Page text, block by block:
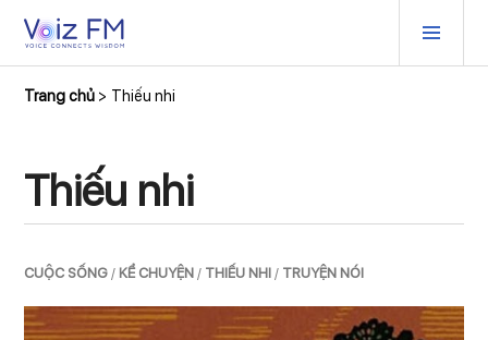
content
Trang chủ Thiếu nhi
Thiếu nhi
CUỘC SỐNG / KỂ CHUYỆN / THIẾU NHI / TRUYỆN NÓI